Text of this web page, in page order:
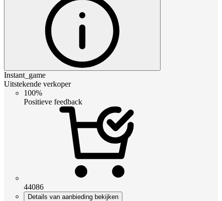
Instant_game
Uitstekende verkoper
100%
Positieve feedback
44086
Details van aanbieding bekijken